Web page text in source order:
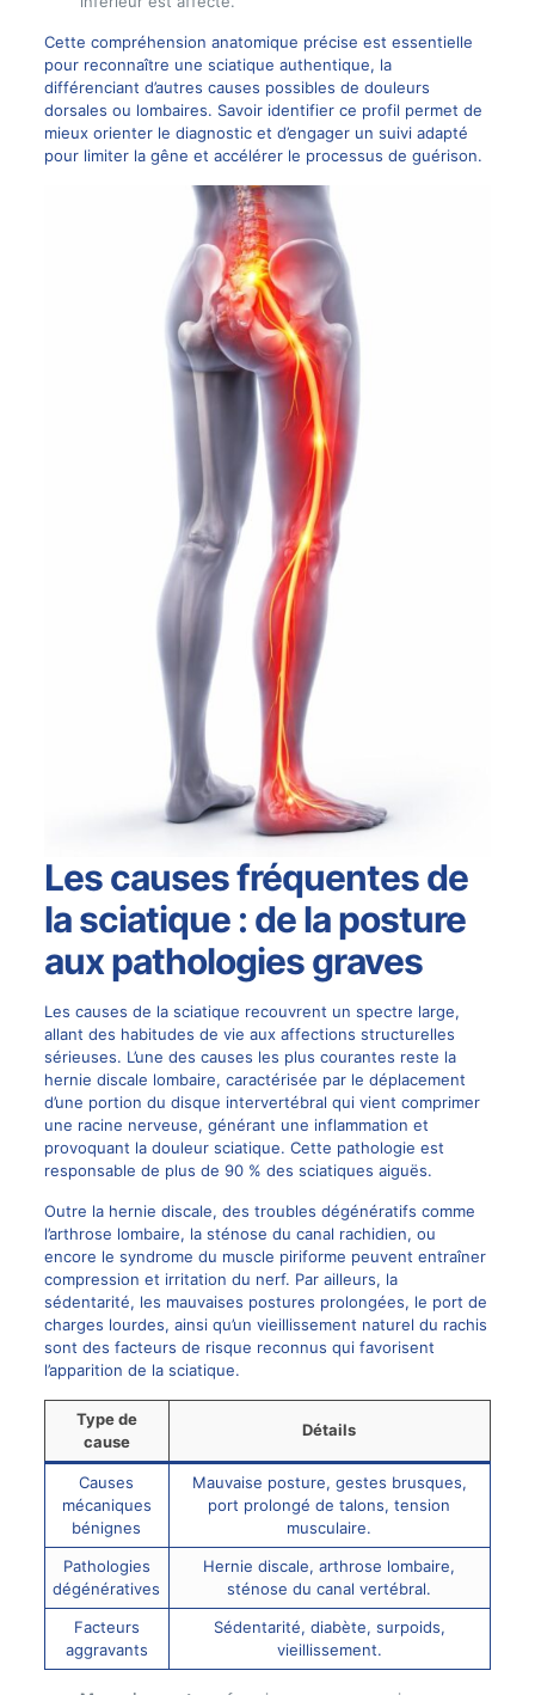
Cette compréhension anatomique précise est essentielle
pour reconnaître une sciatique authentique, la
différenciant d’autres causes possibles de douleurs
dorsales ou lombaires. Savoir identifier ce profil permet de
mieux orienter le diagnostic et d’engager un suivi adapté
pour limiter la gêne et accélérer le processus de guérison.
Les causes fréquentes de
la sciatique : de la posture
aux pathologies graves
Les causes de la sciatique recouvrent un spectre large,
allant des habitudes de vie aux affections structurelles
sérieuses. L’une des causes les plus courantes reste la
hernie discale lombaire, caractérisée par le déplacement
d’une portion du disque intervertébral qui vient comprimer
une racine nerveuse, générant une inflammation et
provoquant la douleur sciatique. Cette pathologie est
responsable de plus de 90 % des sciatiques aiguës.
Outre la hernie discale, des troubles dégénératifs comme
l’arthrose lombaire, la sténose du canal rachidien, ou
encore le syndrome du muscle piriforme peuvent entraîner
compression et irritation du nerf. Par ailleurs, la
sédentarité, les mauvaises postures prolongées, le port de
charges lourdes, ainsi qu’un vieillissement naturel du rachis
sont des facteurs de risque reconnus qui favorisent
l’apparition de la sciatique.
Type de
cause
Détails
Causes
mécaniques
bénignes
Mauvaise posture, gestes brusques,
port prolongé de talons, tension
musculaire.
Pathologies
dégénératives
Hernie discale, arthrose lombaire,
sténose du canal vertébral.
Facteurs
aggravants
Sédentarité, diabète, surpoids,
vieillissement.